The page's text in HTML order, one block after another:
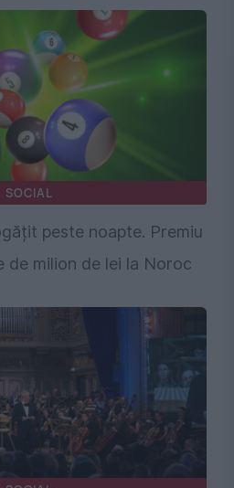
SOCIAL
peste noapte. Premiu
de milion de lei la Noroc